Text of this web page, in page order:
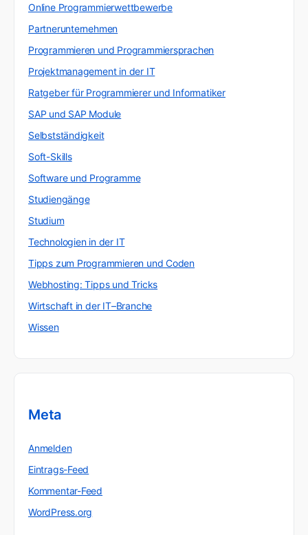
Online Programmierwettbewerbe
Partnerunternehmen
Programmieren und Programmiersprachen
Projektmanagement in der IT
Ratgeber für Programmierer und Informatiker
SAP und SAP Module
Selbstständigkeit
Soft-Skills
Software und Programme
Studiengänge
Studium
Technologien in der IT
Tipps zum Programmieren und Coden
Webhosting: Tipps und Tricks
Wirtschaft in der IT–Branche
Wissen
Meta
Anmelden
Eintrags-Feed
Kommentar-Feed
WordPress.org